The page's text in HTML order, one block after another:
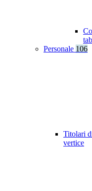
Personale 106
Titolari
vertice